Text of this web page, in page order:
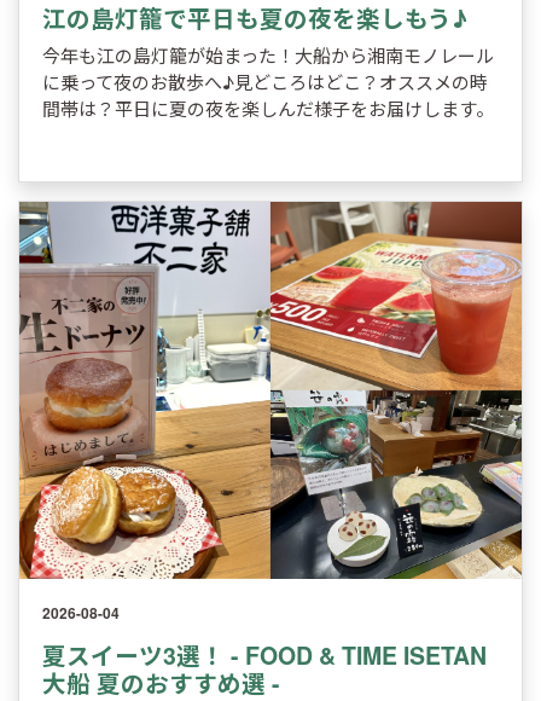
江の島灯籠で平日も夏の夜を楽しもう♪
今年も江の島灯籠が始まった！大船から湘南モノレール
に乗って夜のお散歩へ♪見どころはどこ？オススメの時
間帯は？平日に夏の夜を楽しんだ様子をお届けします。
2026-08-04
夏スイーツ3選！ - FOOD & TIME ISETAN
大船 夏のおすすめ選 -